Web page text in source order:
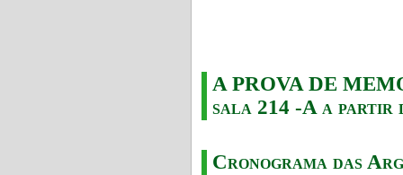
A PROVA DE
sala 214 -A a partir
Cronograma das